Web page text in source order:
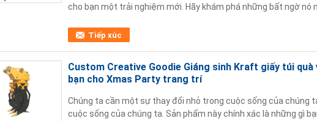
Tiếp xúc
cho bạn một trải nghiệm mới. Hãy khám phá những bất ngờ nó
Custom Creative Goodie Giáng sinh Kraft giấy túi
bạn cho Xmas Party trang trí
Chúng ta cần một sự thay đổi nhỏ trong cuộc sống của chúng
cuộc sống của chúng ta. Sản phẩm này chính xác là những gì